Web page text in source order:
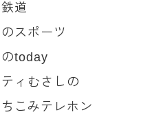
道
スポーツ
today
ィむさしの
こみテレホン